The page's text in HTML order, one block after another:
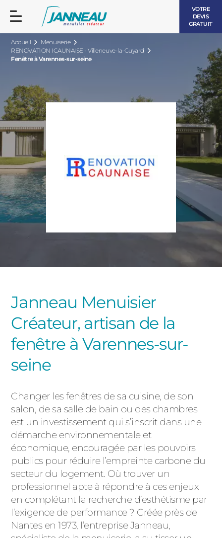
VOTRE
DEVIS
GRATUIT
Accueil
Menuiserie
RENOVATION ICAUNAISE - Villeneuve-la-Guyard
Fenêtre à Varennes-sur-seine
Janneau Menuisier
Créateur, artisan de la
fenêtre à Varennes-sur-
seine
Changer les fenêtres de sa cuisine, de son
salon, de sa salle de bain ou des chambres
est un investissement qui s’inscrit dans une
démarche environnementale et
économique, encouragée par les pouvoirs
publics pour réduire l’empreinte carbone du
secteur du logement. Où trouver un
professionnel apte à répondre à ces enjeux
en complétant la recherche d’esthétisme par
l’exigence de performance ? Créée près de
Nantes en 1973, l’entreprise Janneau,
FENÊTRES ET PORTES-FENÊTRES
BOIS
PVC
ACIER
BAIES VITRÉES
PORTES D’ENTRÉELES INTEMPORELLES
VOLETS ROULANTS
PERGOLAS
PORTAILS ET PORTILLONS